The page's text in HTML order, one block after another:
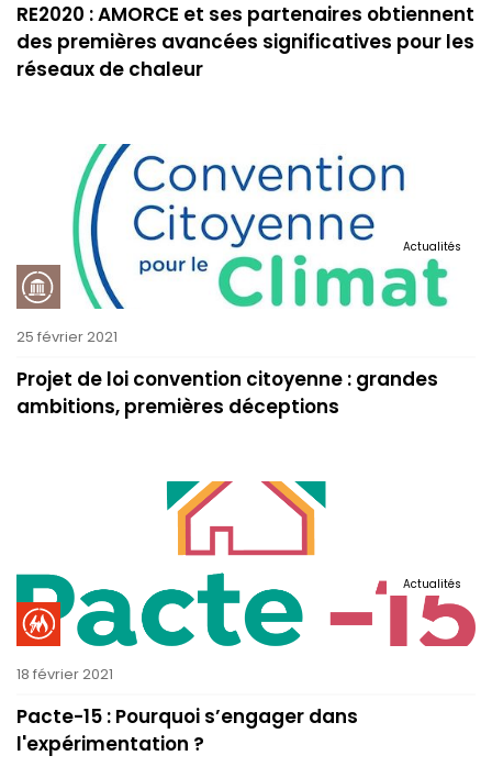
RE2020 : AMORCE et ses partenaires obtiennent
des premières avancées significatives pour les
réseaux de chaleur
Actualités
25 février 2021
Projet de loi convention citoyenne : grandes
ambitions, premières déceptions
Actualités
18 février 2021
Pacte-15 : Pourquoi s’engager dans
l'expérimentation ?